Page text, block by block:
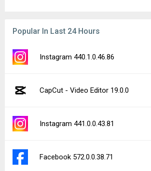
Popular In Last 24 Hours
Instagram 440.1.0.46.86
CapCut - Video Editor 19.0.0
Instagram 441.0.0.43.81
Facebook 572.0.0.38.71